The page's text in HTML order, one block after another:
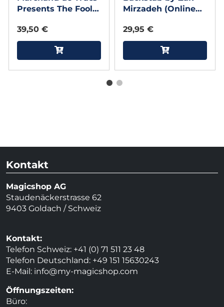
Presents The Fooler
Roumestan
39,50 €
Mirzadeh (Online
Gimmick)
29,95 €
Kontakt
Magicshop AG
Staudenäckerstrasse 62
9403 Goldach / Schweiz
Kontakt:
Telefon Schweiz: +41 (0) 71 511 23 48
Telefon Deutschland: +49 151 15630243
E-Mail: info@my-magicshop.com
Öffnungszeiten:
Büro: